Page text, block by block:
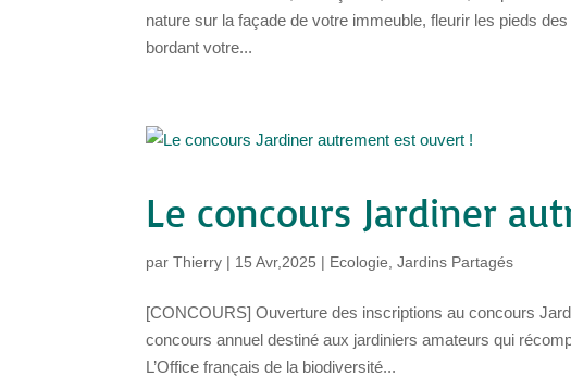
nature sur la façade de votre immeuble, fleurir les pieds
bordant votre...
Le concours Jardiner
parThierry | 15 Avr,2025 | Ecologie ,Jardins Partagés
[CONCOURS] Ouverture des inscriptions au concours
concours annuel destiné aux jardiniers amateurs qui
L’Office français de la biodiversité...